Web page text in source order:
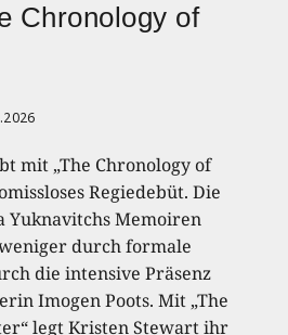
Chronology of
mit „The Chronology of
Regiedebüt. Die
Yuknavitchs Memoiren
durch formale
die intensive Präsenz
Imogen Poots. Mit „The
legt Kristen Stewart ihr